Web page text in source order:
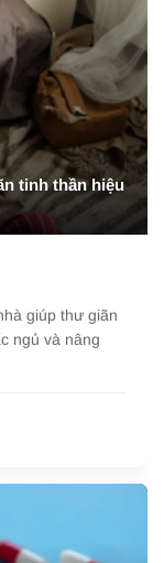
và cách
gây tim đập
nhân và cách